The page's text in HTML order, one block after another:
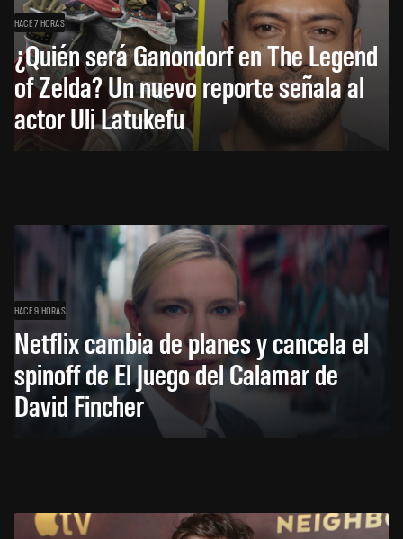
HACE 7 HORAS
¿Quién será Ganondorf en The Legend
of Zelda? Un nuevo reporte señala al
actor Uli Latukefu
HACE 9 HORAS
Netflix cambia de planes y cancela el
spinoff de El Juego del Calamar de
David Fincher